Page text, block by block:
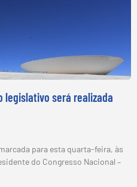
legislativo será realizada
para esta quarta-feira, às
do Congresso Nacional –